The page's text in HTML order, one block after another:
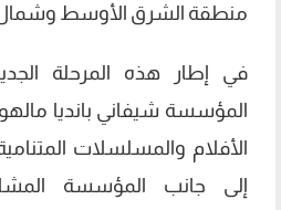
منطقة الشرق الأوسط وشمال
في إطار هذه المرحلة
المؤسسة شيفاني بانديا
الأفلام والمسلسلات
إلى جانب المؤسسة